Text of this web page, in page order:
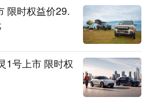
限时权益价29.
1号上市 限时权